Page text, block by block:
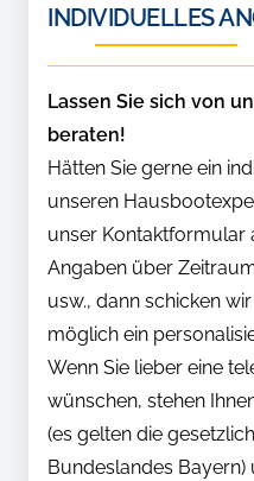
INDIVIDUELLES
Lassen Sie sich von
beraten!
Hätten Sie gerne ein
unseren
unser Kontaktformular
Angaben über
usw., dann schicken
möglich ein
Wenn Sie lieber eine
wünschen, stehen
(es gelten die
Bundeslandes